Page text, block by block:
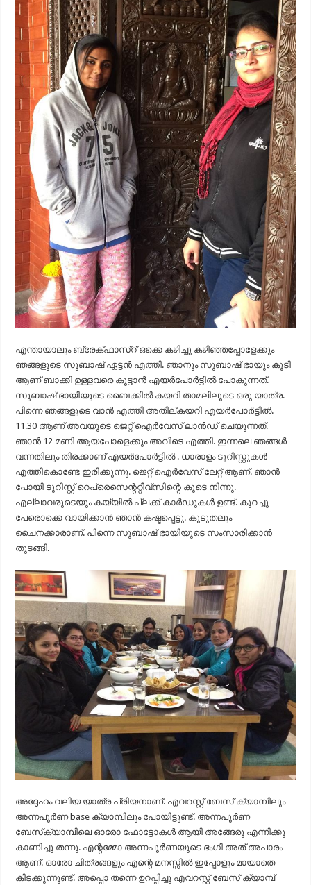
എന്തായാലും ബ്രേക്ഫാസ്റ് ഒക്കെ കഴിച്ചു കഴിഞ്ഞപ്പോളേക്കും
ഞങ്ങളുടെ സുബാഷ് ഏട്ടൻ എത്തി. ഞാനും സുബാഷ് ഭായും കൂടി
ആണ് ബാക്കി ഉള്ളവരെ കൂട്ടാൻ എയർപോർട്ടിൽ പോകുന്നത്.
സുബാഷ് ഭായിയുടെ ബൈക്കിൽ കയറി താമലിലൂടെ ഒരു യാത്ര.
പിന്നെ ഞങ്ങളുടെ വാൻ എത്തി അതില്കയറി എയർപോർട്ടിൽ.
11.30 ആണ് അവയുടെ ജെറ്റ് ഐർവേസ്‌ ലാൻഡ് ചെയുന്നത്.
ഞാൻ 12 മണി ആയപോളെക്കും അവിടെ എത്തി. ഇന്നലെ ഞങ്ങൾ
വന്നതിലും തിരക്കാണ് എയർപോർട്ടിൽ . ധാരാളം ടൂറിസ്റ്റുകൾ
എത്തികൊണ്ടേ ഇരിക്കുന്നു. ജെറ്റ് ഐർവേസ്‌ ലേറ്റ് ആണ്. ഞാൻ
പോയി ടൂറിസ്റ്റ് റെപ്രെസെന്ററ്റീവ്‌സിന്റെ കൂടെ നിന്നു.
എല്ലാവരുടെയും കയ്യിൽ പ്ലക്ക് കാർഡുകൾ ഉണ്ട്. കുറച്ചു
പേരൊക്കെ വായിക്കാൻ ഞാൻ കഷ്ടപ്പെട്ടു. കൂടുതലും
ചൈനക്കാരാണ്. പിന്നെ സുബാഷ് ഭായിയുടെ സംസാരിക്കാൻ
തുടങ്ങി.
അദ്ദേഹം വലിയ യാത്ര പ്രിയനാണ്. എവറസ്റ്റ് ബേസ് ക്യാമ്പിലും
അന്നപൂർണ base ക്യാമ്പിലും പോയിട്ടുണ്ട്. അന്നപൂർണ
ബേസ്‌ക്യാമ്പിലെ ഓരോ ഫോട്ടോകൾ ആയി അങ്ങേരു എന്നിക്കു
കാണിച്ചു തന്നു. എന്റമ്മോ അന്നപൂർണയുടെ ഭംഗി അത് അപാരം
ആണ്. ഓരോ ചിത്രങ്ങളും എന്റെ മനസ്സിൽ ഇപ്പോളും മായാതെ
കിടക്കുന്നുണ്ട്. അപ്പൊ തന്നെ ഉറപ്പിച്ചു എവറസ്റ്റ് ബേസ് ക്യാമ്പ്